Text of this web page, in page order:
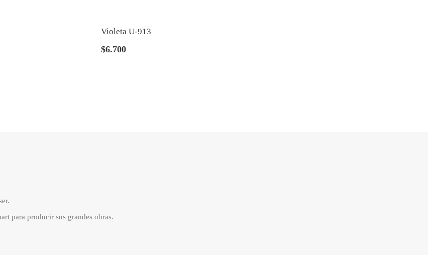
Violeta U-913
$6.700
para producir sus grandes obras.